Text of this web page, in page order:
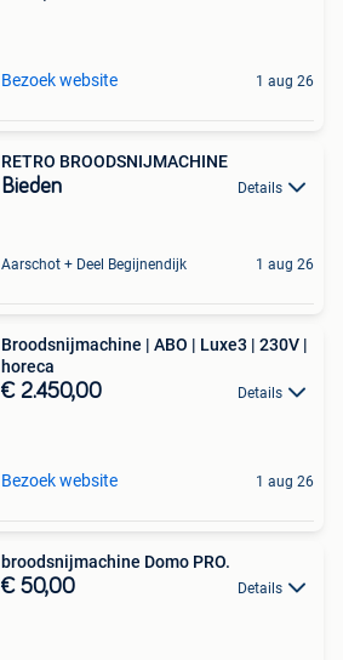
Bezoek website 1 aug 26
RETRO BROODSNIJMACHINE
Bieden Details
Aarschot + Deel Begijnendijk 1 aug 26
Broodsnijmachine | ABO | Luxe3 | 230V |
horeca
€ 2.450,00 Details
Bezoek website 1 aug 26
broodsnijmachine Domo PRO.
€ 50,00 Details